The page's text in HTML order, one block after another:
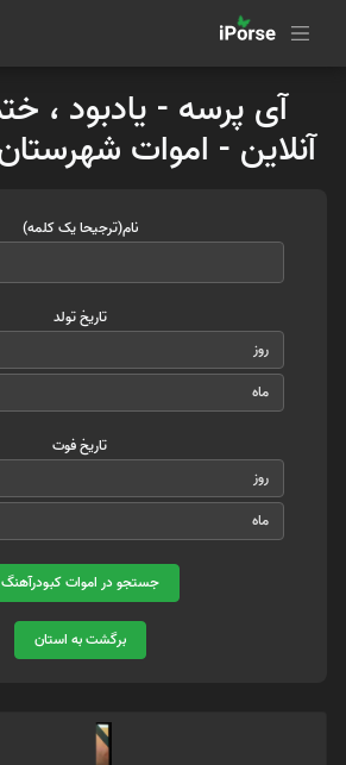
آی پرسه - یادبود ،
آنلاین - اموات
نام(ترجیحا یک کلمه)
تاریخ تولد
تاریخ فوت
جستجو در اموات کبودرآهنگ
برگشت به استان